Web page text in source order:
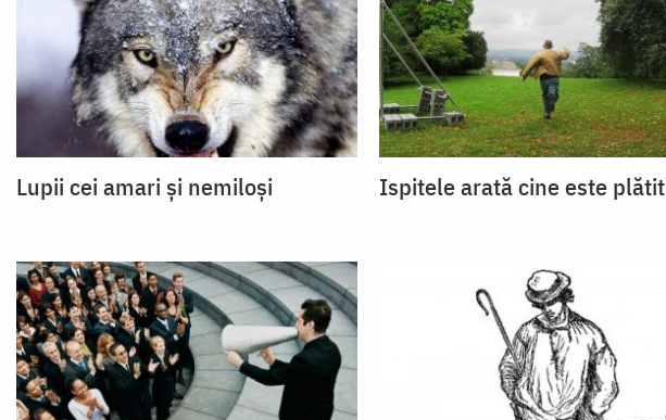
Lupii cei amari şi nemiloşi Ispitele arată cine este plătit